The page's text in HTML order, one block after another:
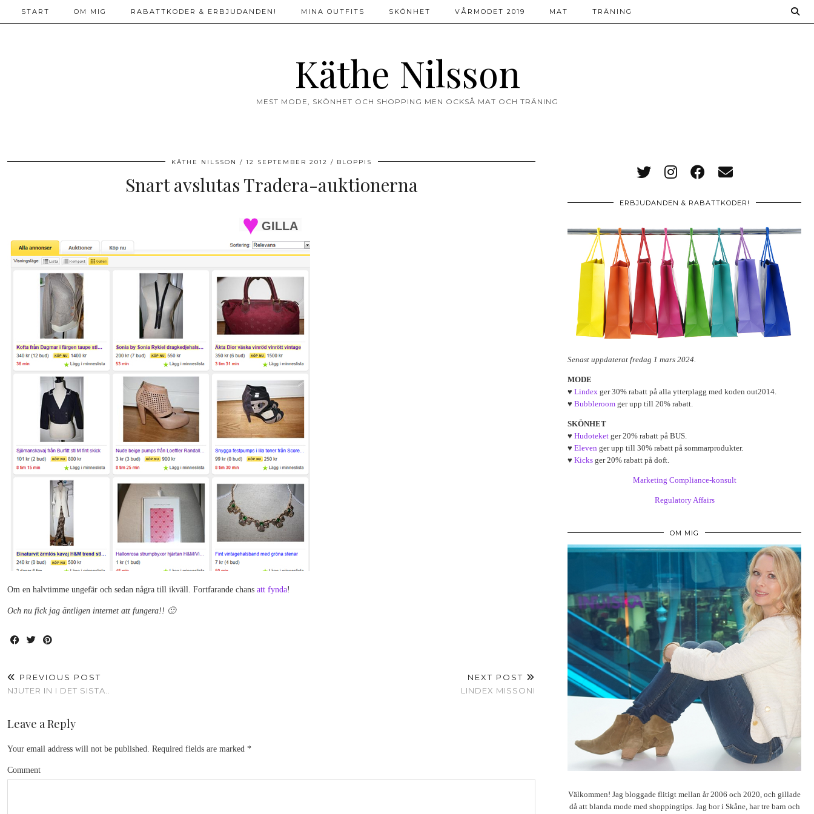
Käthe Nilsson
MEST MODE, SKÖNHET OCH SHOPPING MEN OCKSÅ MAT OCH TRÄNING
START OM MIG RABATTKODER & ERBJUDANDEN! MINA OUTFITS SKÖNHET VÅRMODET 2019 MAT TRÄNING
KÄTHE NILSSON 12 SEPTEMBER 2012 BLOPPIS
Snart avslutas Tradera-auktionerna
GILLA
Om en halvtimme ungefär och sedan några till ikväll. Fortfarande chans att fynda!
Och nu fick jag äntligen internet att fungera!! 🙂
PREVIOUS POST
NJUTER IN I DET SISTA..
NEXT POST
LINDEX MISSONI
Leave a Reply
Your email address will not be published. Required fields are marked *
Comment
ERBJUDANDEN & RABATTKODER!
Senast uppdaterat fredag 1 mars 2024.
MODE
♥ Lindex ger 30% rabatt på alla ytterplagg med koden out2014.
♥ Bubbleroom ger upp till 20% rabatt.
SKÖNHET
♥ Hudoteket ger 20% rabatt på BUS.
♥ Eleven ger upp till 30% rabatt på sommarprodukter.
♥ Kicks ger 20% rabatt på doft.
Marketing Compliance-konsult
Regulatory Affairs
OM MIG
Välkommen! Jag bloggade flitigt mellan år 2006 och 2020, och gillade
då att blanda mode med shoppingtips. Jag bor i Skåne, har tre barn och